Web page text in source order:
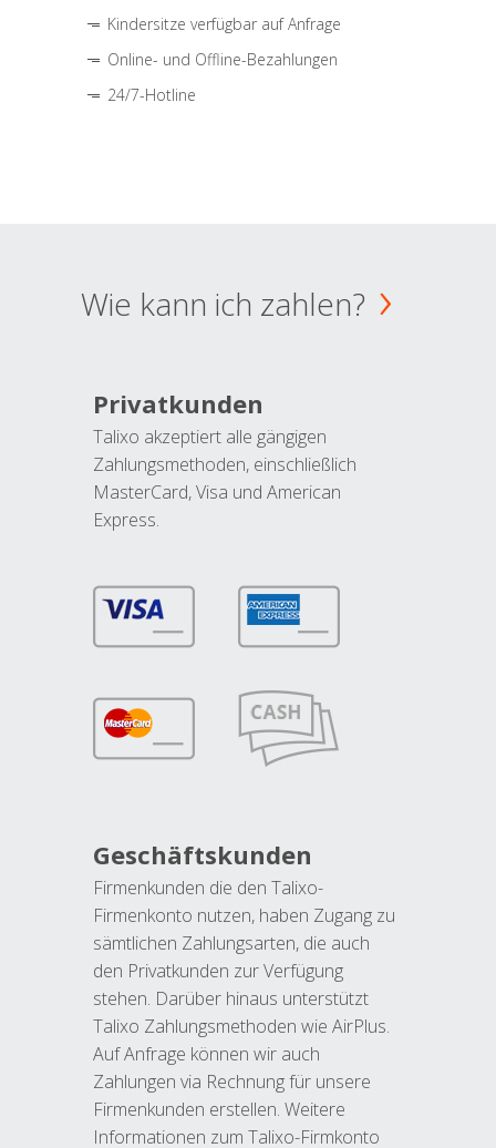
Kindersitze verfügbar auf Anfrage
Online- und Offline-Bezahlungen
24/7-Hotline
Wie kann ich zahlen?
Privatkunden
Talixo akzeptiert alle gängigen
Zahlungsmethoden, einschließlich
MasterCard, Visa und American
Express.
Geschäftskunden
Firmenkunden die den Talixo-
Firmenkonto nutzen, haben Zugang zu
sämtlichen Zahlungsarten, die auch
den Privatkunden zur Verfügung
stehen. Darüber hinaus unterstützt
Talixo Zahlungsmethoden wie AirPlus.
Auf Anfrage können wir auch
Zahlungen via Rechnung für unsere
Firmenkunden erstellen. Weitere
Informationen zum Talixo-Firmkonto